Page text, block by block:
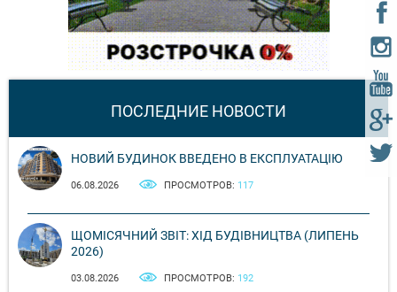
ПОСЛЕДНИЕ НОВОСТИ
НОВИЙ БУДИНОК ВВЕДЕНО В ЕКСПЛУАТАЦІЮ
06.08.2026 ПРОСМОТРОВ: 117
ЩОМІСЯЧНИЙ ЗВІТ: ХІД БУДІВНИЦТВА (ЛИПЕНЬ
2026)
03.08.2026 ПРОСМОТРОВ: 192